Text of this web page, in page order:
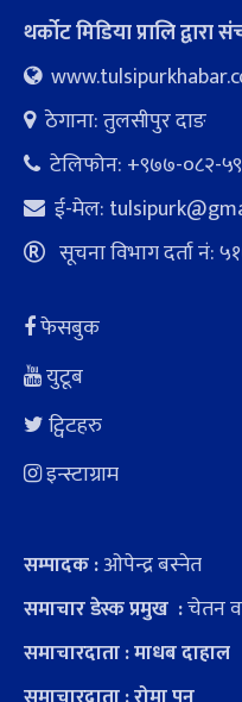
थर्कोट मिडिया प्रालि द्वारा
ठेगाना: तुलसीपुर दाङ
टेलिफोन: +९७७-०८२-
ई-मेल:
सूचना विभाग दर्ता नं:
फेसबुक
युटूब
ट्विटहरु
इन्स्टाग्राम
सम्पादक :ओपेन्द्र बस्नेत
समाचार डेस्क प्रमुख :चेतन
समाचारदाता : माधब दाहाल